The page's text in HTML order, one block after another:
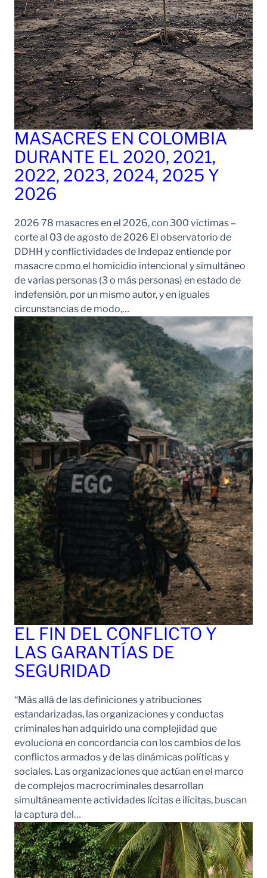
MASACRES EN COLOMBIA
DURANTE EL 2020, 2021,
2022, 2023, 2024, 2025 Y
2026
2026 78 masacres en el 2026, con 300 víctimas –
corte al 03 de agosto de 2026 El observatorio de
DDHH y conflictividades de Indepaz entiende por
masacre como el homicidio intencional y simultáneo
de varias personas (3 o más personas) en estado de
indefensión, por un mismo autor, y en iguales
circunstancias de modo,…
EL FIN DEL CONFLICTO Y
LAS GARANTÍAS DE
SEGURIDAD
“Más allá de las definiciones y atribuciones
estandarizadas, las organizaciones y conductas
criminales han adquirido una complejidad que
evoluciona en concordancia con los cambios de los
conflictos armados y de las dinámicas políticas y
sociales. Las organizaciones que actúan en el marco
de complejos macrocriminales desarrollan
simultáneamente actividades lícitas e ilícitas, buscan
la captura del…